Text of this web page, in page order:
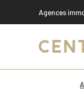
Agences